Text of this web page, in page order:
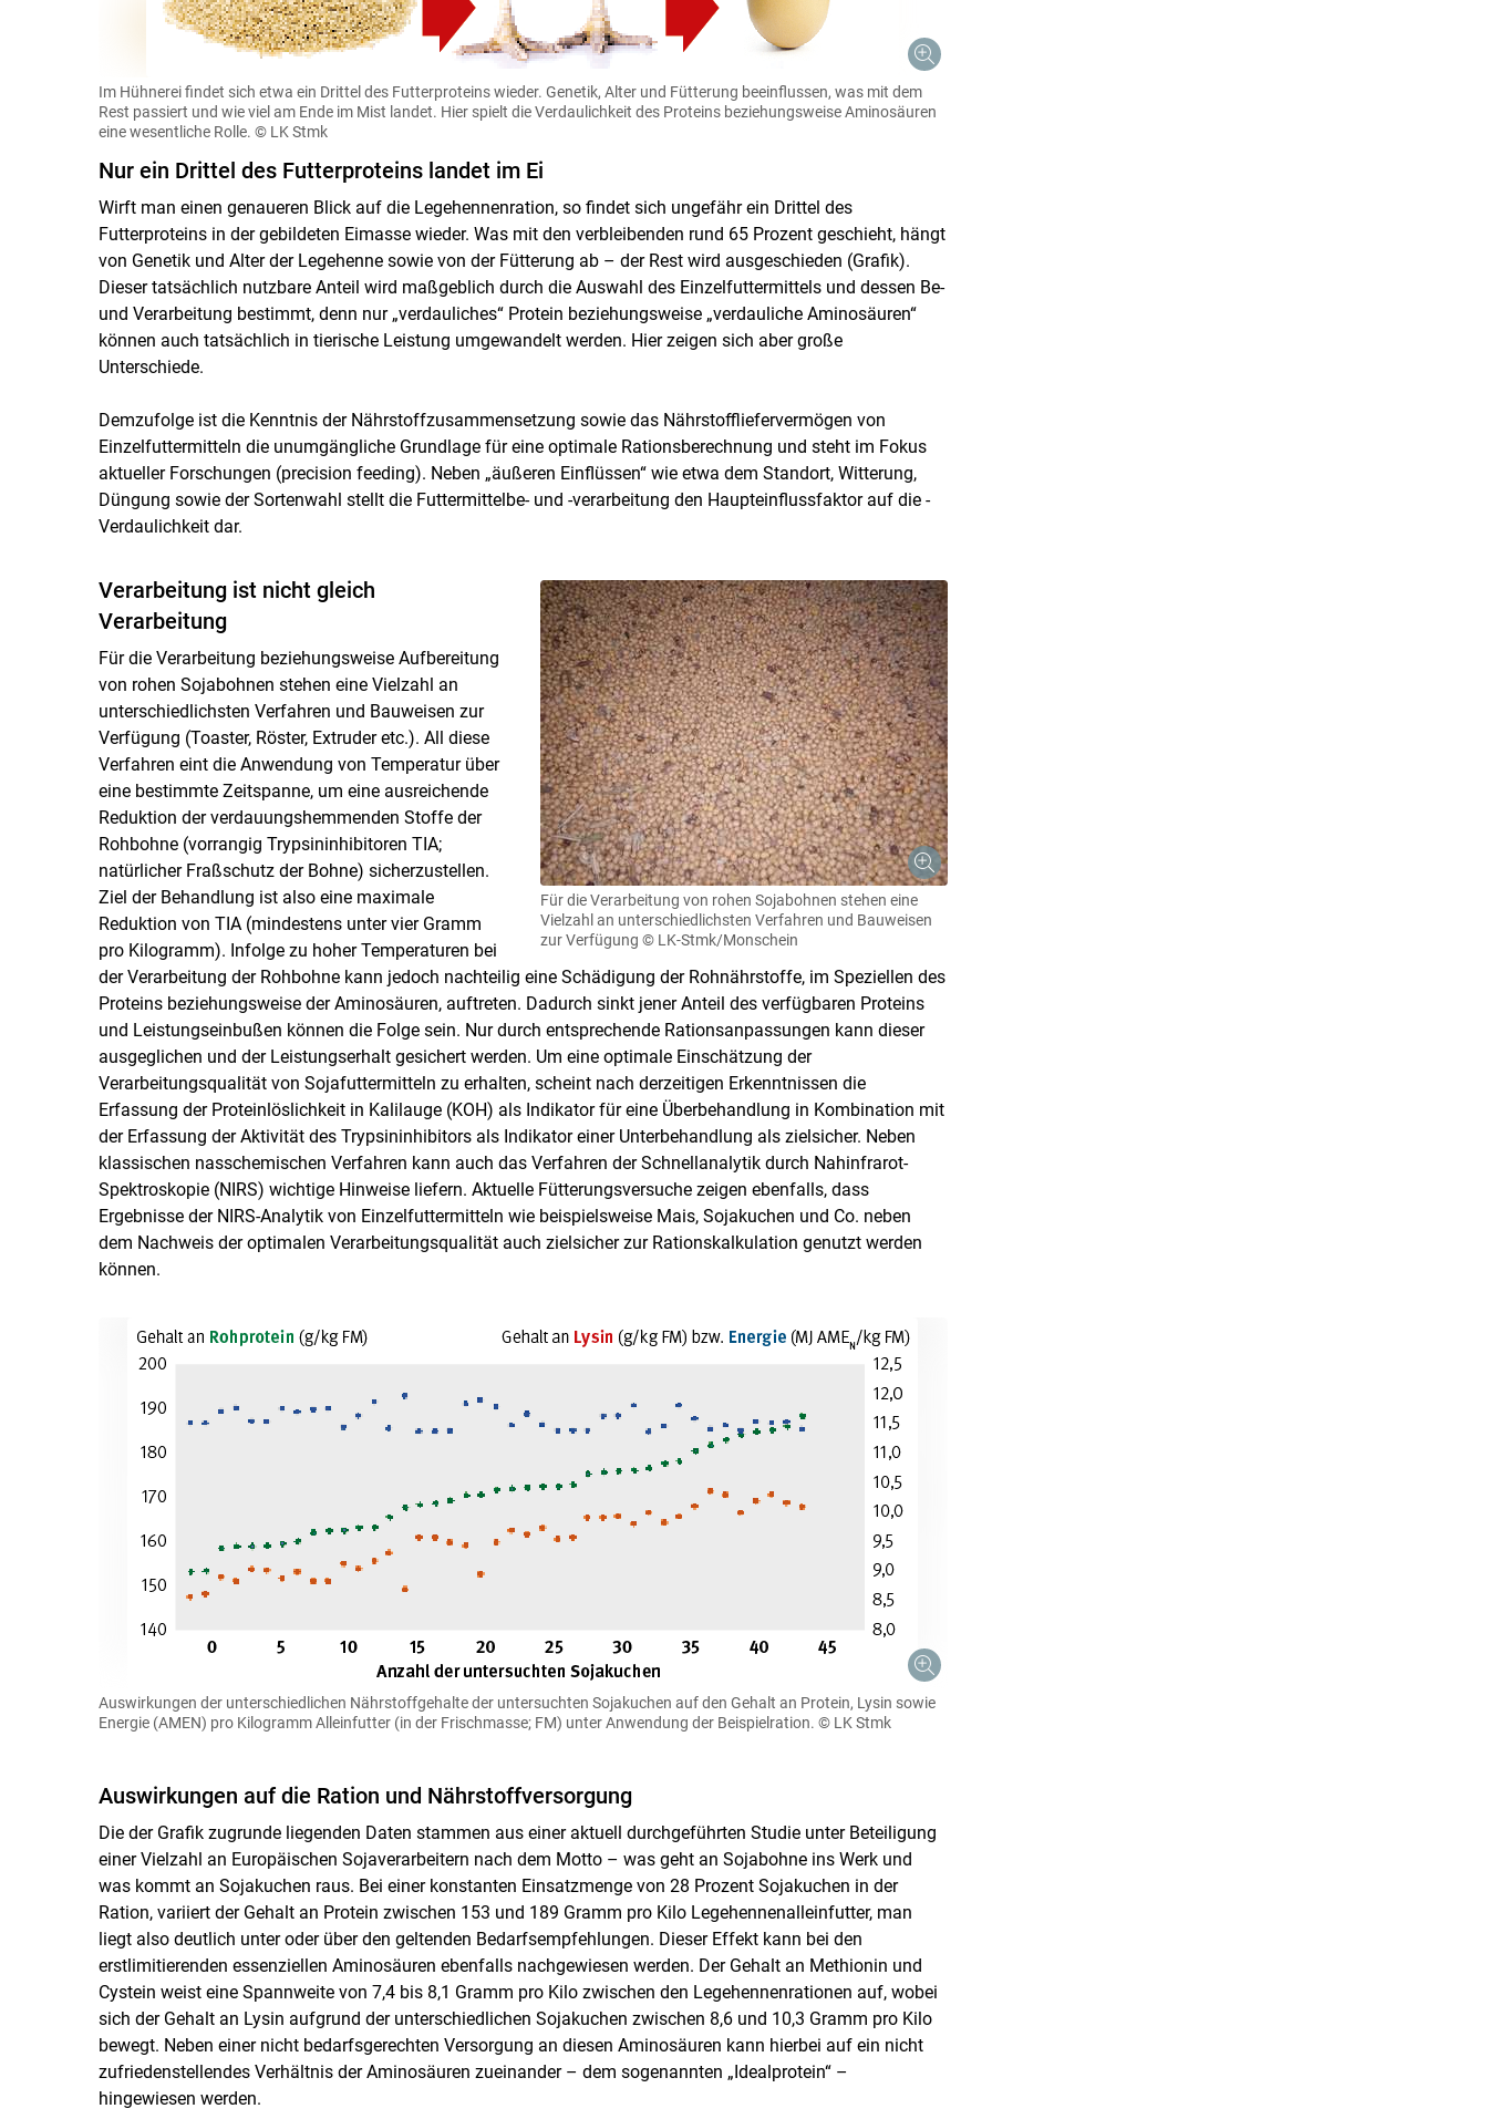
Im Hühnerei findet sich etwa ein Drittel des Futterproteins wieder. Genetik, Alter und Fütterung beeinflussen, was mit dem
Rest passiert und wie viel am Ende im Mist landet. Hier spielt die Verdaulichkeit des Proteins beziehungsweise Aminosäuren
eine ­wesentliche Rolle. © LK Stmk
Nur ein Drittel des ­Futterproteins landet im Ei
Wirft man einen genaueren Blick auf die Legehennenration, so findet sich ungefähr ein Drittel des
Futterproteins in der gebildeten Eimasse wieder. Was mit den verbleibenden rund 65 Prozent geschieht, hängt
von Genetik und Alter der Legehenne sowie von der Fütterung ab – der Rest wird ausgeschieden (Grafik).
Dieser tatsächlich nutzbare Anteil wird maßgeblich durch die Auswahl des Einzelfuttermittels und dessen Be-
und Verarbeitung bestimmt, denn nur „verdauliches“ Protein beziehungsweise „verdauliche Aminosäuren“
können auch tatsächlich in tierische Leistung umgewandelt werden. Hier zeigen sich aber große
Unterschiede.
Demzufolge ist die Kenntnis der Nährstoffzusammensetzung sowie das Nährstoffliefervermögen von
Einzelfuttermitteln die unumgängliche Grundlage für eine optimale Rationsberechnung und steht im Fokus
aktueller Forschungen (precision feeding). Neben „äußeren Einflüssen“ wie etwa dem Standort, Witterung,
Düngung sowie der Sortenwahl stellt die Futtermittelbe- und -verarbeitung den Haupteinflussfaktor auf die ­
Verdaulichkeit dar.
Für die Verarbeitung von rohen Sojabohnen stehen eine
Vielzahl an unterschiedlichsten Verfahren und Bauweisen
zur Verfügung © LK-Stmk/Monschein
Verarbeitung ist nicht gleich
Verarbeitung
Für die Verarbeitung beziehungsweise Aufbereitung
von rohen Sojabohnen stehen eine Vielzahl an
unterschiedlichsten Verfahren und Bauweisen zur
Verfügung (Toaster, Röster, Extruder etc.). All diese
Verfahren eint die Anwendung von Temperatur über
eine bestimmte Zeitspanne, um eine ausreichende
Reduktion der verdauungshemmenden Stoffe der
Rohbohne (vorrangig Trypsininhibitoren TIA;
natürlicher Fraßschutz der Bohne) sicherzustellen.
Ziel der Behandlung ist also eine maximale
Reduktion von TIA (mindestens unter vier Gramm
pro Kilogramm). Infolge zu hoher Temperaturen bei
der Verarbeitung der Rohbohne kann jedoch nachteilig eine Schädigung der Rohnährstoffe, im Speziellen des
Proteins beziehungsweise der Aminosäuren, auftreten. Dadurch sinkt jener Anteil des verfügbaren Proteins
und Leistungseinbußen können die Folge sein. Nur durch entsprechende Rationsanpassungen kann dieser
ausgeglichen und der Leistungserhalt gesichert werden. Um eine optimale Einschätzung der
Verarbeitungsqualität von Sojafuttermitteln zu erhalten, scheint nach derzeitigen Erkenntnissen die
Erfassung der Proteinlöslichkeit in Kalilauge (KOH) als Indikator für eine Überbehandlung in Kombination mit
der Erfassung der Aktivität des Trypsininhibitors als Indikator einer Unterbehandlung als zielsicher. Neben
klassischen nasschemischen Verfahren kann auch das Verfahren der Schnellanalytik durch Nahinfrarot-
Spektroskopie (NIRS) wichtige Hinweise liefern. Aktuelle Fütterungsversuche zeigen ebenfalls, dass
Ergebnisse der NIRS-Analytik von Einzelfuttermitteln wie beispielsweise Mais, Sojakuchen und Co. neben
dem Nachweis der optimalen Verarbeitungsqualität auch zielsicher zur Rationskalkulation genutzt werden
können.
Auswirkungen der unterschiedlichen Nährstoffgehalte der untersuchten Sojakuchen auf den Gehalt an Protein, Lysin sowie
Energie (AMEN) pro Kilogramm Alleinfutter (in der Frischmasse; FM) unter Anwendung der Beispielration. © LK Stmk
Auswirkungen auf die Ration und Nährstoffversorgung
Die der Grafik zugrunde liegenden Daten stammen aus einer aktuell durchgeführten Studie unter Beteiligung
einer Vielzahl an Europäischen Sojaverarbeitern nach dem Motto – was geht an Sojabohne ins Werk und
was kommt an Sojakuchen raus. Bei einer konstanten Einsatzmenge von 28 Prozent Sojakuchen in der
Ration, variiert der Gehalt an Protein zwischen 153 und 189 Gramm pro Kilo Legehennenalleinfutter, man
liegt also deutlich unter oder über den geltenden Bedarfsempfehlungen. Dieser Effekt kann bei den
erstlimitierenden essenziellen Aminosäuren ebenfalls nachgewiesen werden. Der Gehalt an Methionin und
Cystein weist eine Spannweite von 7,4 bis 8,1 Gramm pro Kilo zwischen den Legehennenrationen auf, wobei
sich der Gehalt an Lysin aufgrund der unterschiedlichen Sojakuchen zwischen 8,6 und 10,3 Gramm pro Kilo
bewegt. Neben einer nicht bedarfsgerechten Versorgung an diesen Aminosäuren kann hierbei auf ein nicht
zufriedenstellendes Verhältnis der Aminosäuren zueinander – dem sogenannten „Idealprotein“ –
hingewiesen werden.